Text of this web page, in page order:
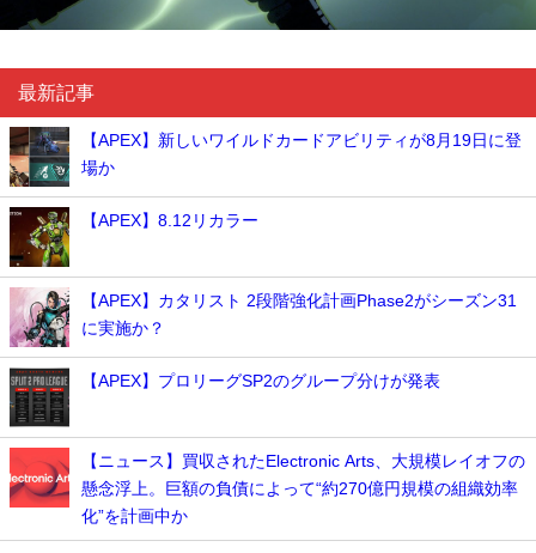
最新記事
【APEX】新しいワイルドカードアビリティが8月19日に登
場か
【APEX】8.12リカラー
【APEX】カタリスト 2段階強化計画Phase2がシーズン31
に実施か？
【APEX】プロリーグSP2のグループ分けが発表
【ニュース】買収されたElectronic Arts、大規模レイオフの
懸念浮上。巨額の負債によって“約270億円規模の組織効率
化”を計画中か